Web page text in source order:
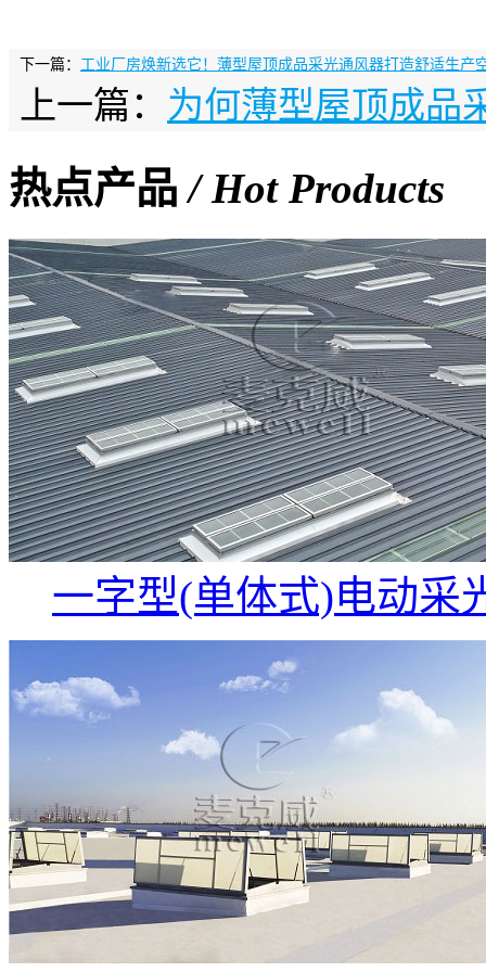
下一篇： 工业厂房焕新选它！薄型屋顶成品采光通风器打造舒适生产
上一篇： 为何薄型屋顶成品
热点产品/ Hot Products
一字型(单体式)电动采